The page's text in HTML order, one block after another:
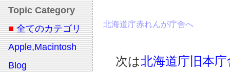
Topic Category
■ 全てのカテゴリ
Apple,Macintosh
Blog
北海道庁赤れんが庁舎へ
次は北海道庁旧本